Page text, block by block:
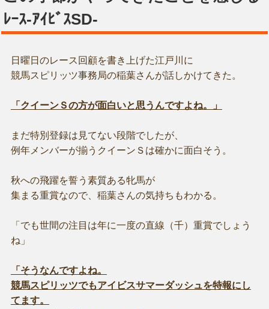
ﾚｰｽ-ｱｲﾋﾞｽSD-
日曜日のレース回顧を書き上げた江戸川に
競馬スピリッツ事務局の稲葉さんが話しかけてきた。
「クイーンＳの方が面白いと思うんですよね。」
まだ特別登録は見てない段階でしたが、
例年メンバーが揃うクイーンＳは確かに面白そう。
秋への飛躍を誓う素質ある牝馬が
集まる重賞なので、稲葉さんの気持ちもわかる。
「でも世間の注目は年に一度の直線（千）重賞でしょう
ね」
「そうなんですよね。
競馬スピリッツでもアイビスサマーダッシュを特報にし
てます。